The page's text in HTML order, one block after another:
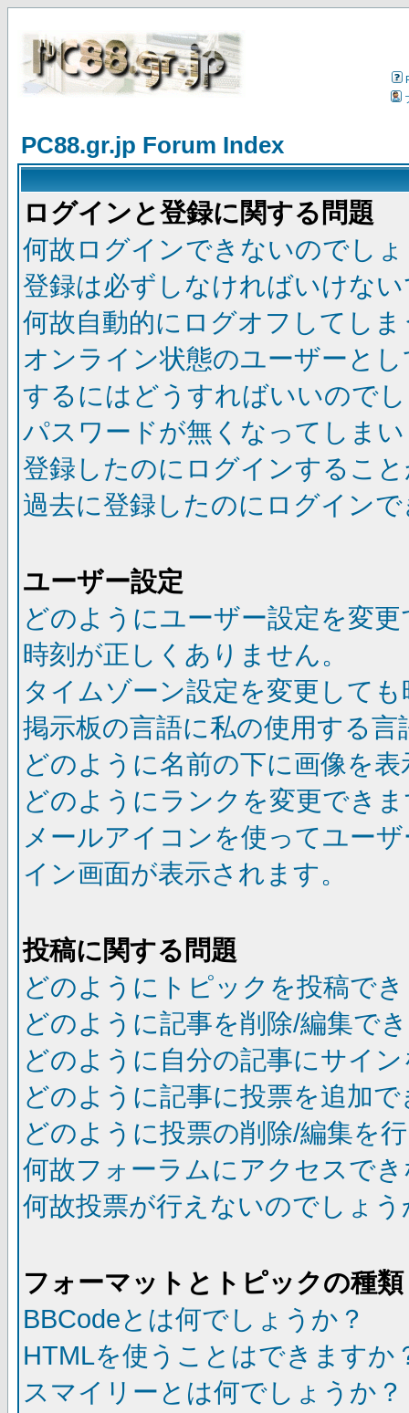
PC88.gr.jp Forum Index
ログインと登録に関する問題
何故ログインできないのでし
登録は必ずしなければいけな
何故自動的にログオフしてし
オンライン状態のユーザーと
するにはどうすればいいので
パスワードが無くなってしま
登録したのにログインするこ
過去に登録したのにログイン
ユーザー設定
どのようにユーザー設定を変
時刻が正しくありません。
タイムゾーン設定を変更して
掲示板の言語に私の使用する
どのように名前の下に画像を
どのようにランクを変更でき
メールアイコンを使ってユー
イン画面が表示されます。
投稿に関する問題
どのようにトピックを投稿で
どのように記事を削除/編集で
どのように自分の記事にサイ
どのように記事に投票を追加
どのように投票の削除/編集を
何故フォーラムにアクセスで
何故投票が行えないのでしょう
フォーマットとトピックの種類
BBCodeとは何でしょうか？
HTMLを使うことはできますか
スマイリーとは何でしょうか？